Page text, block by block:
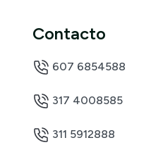
Contacto
607 6854588
317 4008585
311 5912888